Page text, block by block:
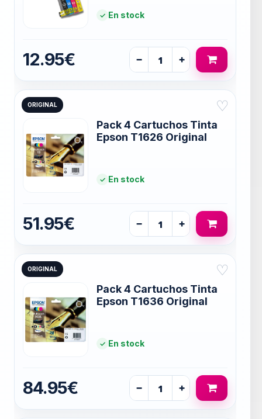
En stock
12.95€ − +
ORIGINAL ♡
Pack 4 Cartuchos Tinta
Epson T1626 Original
En stock
51.95€ − +
ORIGINAL ♡
Pack 4 Cartuchos Tinta
Epson T1636 Original
En stock
84.95€ − +